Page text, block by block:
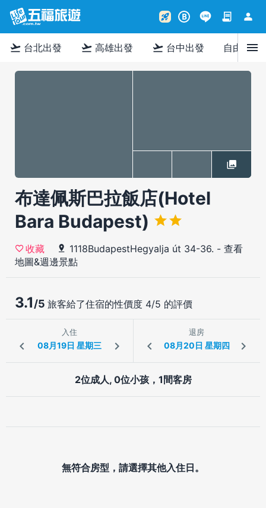
rocket_launch B contract person
flight_takeoff 台北出發 flight_takeoff 高雄出發 flight_takeoff 台中出發 自由行menu
布達佩斯巴拉飯店(Hotel
Bara Budapest)
收藏 1118BudapestHegyalja út 34-36. - 查看
地圖&週邊景點
3.1/5 旅客給了住宿的性價度 4/5 的評價
入住 退房
2位成人, 0位小孩，1間客房
無符合房型，請選擇其他入住日。